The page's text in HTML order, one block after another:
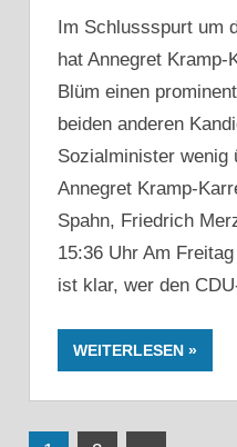
Im Schlussspurt um
hat Annegret Kramp-
Blüm einen
beiden anderen
Sozialminister wenig
Annegret Kramp-
Spahn, Friedrich
15:36 Uhr Am
ist klar, wer den
WEITERLESEN